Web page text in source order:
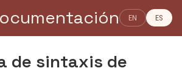
EN ES
de sintaxis de